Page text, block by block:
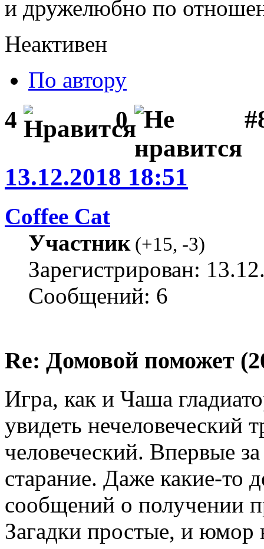
и дружелюбно по
Неактивен
По автору
4 0
13.12.2018 18:51
Coffee Cat
Участник(+15, -3)
Зарегистрирован:
Сообщений: 6
Re: Домовой поможет
Игра, как и Чаша
увидеть нечеловеческий
человеческий. Впервые
старание. Даже какие-то
сообщений о получении
Загадки простые, и юмор